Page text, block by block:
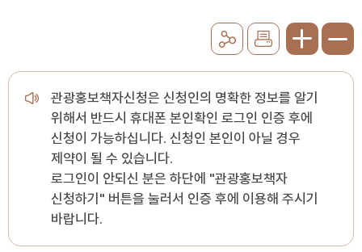
관광홍보책자신청은 신청인의 명확한 정보를 알기
위해서 반드시 휴대폰 본인확인 로그인 인증 후에
신청이 가능하십니다. 신청인 본인이 아닐 경우
제약이 될 수 있습니다.
로그인이 안되신 분은 하단에 "관광홍보책자
신청하기" 버튼을 눌러서 인증 후에 이용해 주시기
바랍니다.